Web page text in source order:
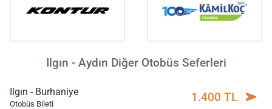
Ilgın - Aydın Diğer Otobüs Seferleri
Ilgın - Burhaniye
Otobüs Bileti 1.400 TL